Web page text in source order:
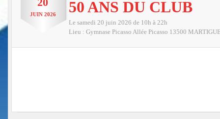
JUIN 2026 50 ANS DU CLUB
Le samedi 20 juin 2026 de 10h à 22h
Lieu : Gymnase Picasso Allée Picasso 13500